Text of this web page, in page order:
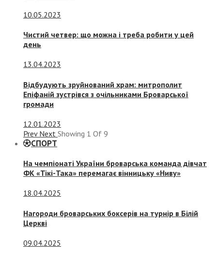
10.05.2023
Чистий четвер: що можна і треба робити у цей
день
13.04.2023
Відбудують зруйнований храм: митрополит
Епіфаній зустрівся з очільниками Броварської
громади
12.01.2023
Prev Next Showing 1 Of 9
СПОРТ
На чемпіонаті України броварська команда дівчат
ФК «Тікі-Така» перемагає вінницьку «Ниву»
18.04.2025
Нагороди броварських боксерів на турнір в Білій
Церкві
09.04.2025